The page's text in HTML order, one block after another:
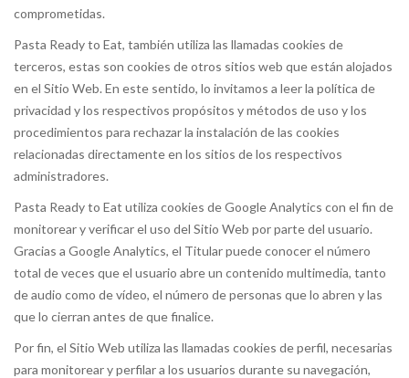
comprometidas.
Pasta Ready to Eat, también utiliza las llamadas cookies de
terceros, estas son cookies de otros sitios web que están alojados
en el Sitio Web. En este sentido, lo invitamos a leer la política de
privacidad y los respectivos propósitos y métodos de uso y los
procedimientos para rechazar la instalación de las cookies
relacionadas directamente en los sitios de los respectivos
administradores.
Pasta Ready to Eat utiliza cookies de Google Analytics con el fin de
monitorear y verificar el uso del Sitio Web por parte del usuario.
Gracias a Google Analytics, el Titular puede conocer el número
total de veces que el usuario abre un contenido multimedia, tanto
de audio como de vídeo, el número de personas que lo abren y las
que lo cierran antes de que finalice.
Por fin, el Sitio Web utiliza las llamadas cookies de perfil, necesarias
para monitorear y perfilar a los usuarios durante su navegación,